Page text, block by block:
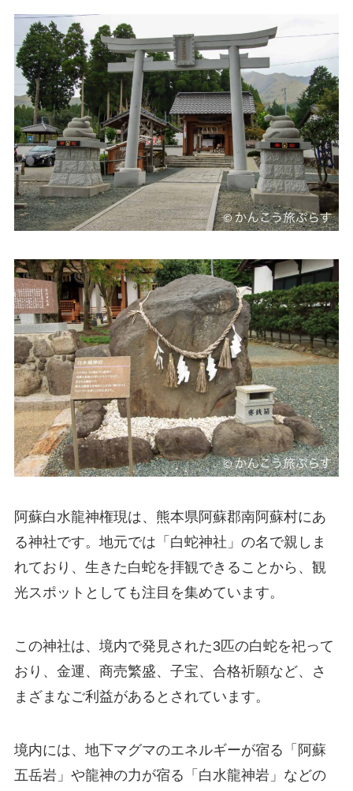
阿蘇白水龍神権現は、熊本県阿蘇郡南阿蘇村にあ
る神社です。地元では「白蛇神社」の名で親しま
れており、生きた白蛇を拝観できることから、観
光スポットとしても注目を集めています。
この神社は、境内で発見された3匹の白蛇を祀って
おり、金運、商売繁盛、子宝、合格祈願など、さ
まざまなご利益があるとされています。
境内には、地下マグマのエネルギーが宿る「阿蘇
五岳岩」や龍神の力が宿る「白水龍神岩」などの